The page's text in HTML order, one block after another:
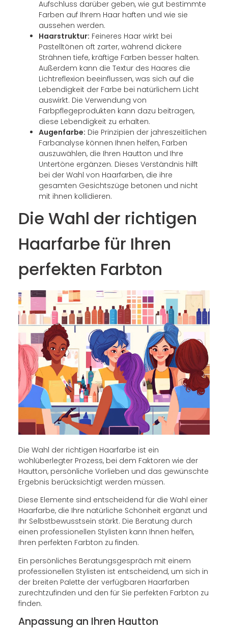
Aufschluss darüber geben, wie gut bestimmte
Farben auf Ihrem Haar haften und wie sie
aussehen werden.
Haarstruktur: Feineres Haar wirkt bei
Pastelltönen oft zarter, während dickere
Strähnen tiefe, kräftige Farben besser halten.
Außerdem kann die Textur des Haares die
Lichtreflexion beeinflussen, was sich auf die
Lebendigkeit der Farbe bei natürlichem Licht
auswirkt. Die Verwendung von
Farbpflegeprodukten kann dazu beitragen,
diese Lebendigkeit zu erhalten.
Augenfarbe: Die Prinzipien der jahreszeitlichen
Farbanalyse können Ihnen helfen, Farben
auszuwählen, die Ihren Hautton und Ihre
Untertöne ergänzen. Dieses Verständnis hilft
bei der Wahl von Haarfarben, die ihre
gesamten Gesichtszüge betonen und nicht
mit ihnen kollidieren.
Die Wahl der richtigen
Haarfarbe für Ihren
perfekten Farbton
Die Wahl der richtigen Haarfarbe ist ein
wohlüberlegter Prozess, bei dem Faktoren wie der
Hautton, persönliche Vorlieben und das gewünschte
Ergebnis berücksichtigt werden müssen.
Diese Elemente sind entscheidend für die Wahl einer
Haarfarbe, die Ihre natürliche Schönheit ergänzt und
Ihr Selbstbewusstsein stärkt. Die Beratung durch
einen professionellen Stylisten kann Ihnen helfen,
Ihren perfekten Farbton zu finden.
Ein persönliches Beratungsgespräch mit einem
professionellen Stylisten ist entscheidend, um sich in
der breiten Palette der verfügbaren Haarfarben
zurechtzufinden und den für Sie perfekten Farbton zu
finden.
Anpassung an Ihren Hautton